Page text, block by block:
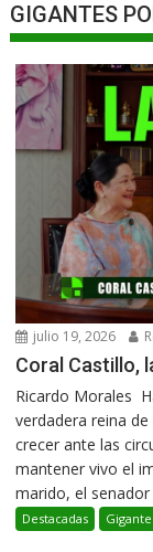
GIGANTES
julio 19, 2026
Coral Castillo,
Ricardo Morales
verdadera reina
crecer ante las
mantener vivo el
marido, el senador
Destacadas